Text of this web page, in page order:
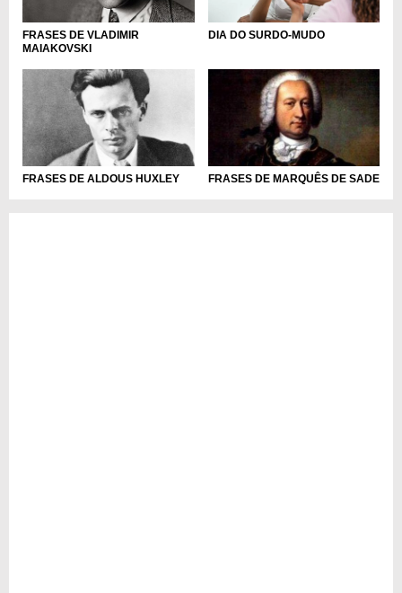
FRASES DE VLADIMIR
MAIAKOVSKI
DIA DO SURDO-MUDO
FRASES DE ALDOUS HUXLEY FRASES DE MARQUÊS DE SADE